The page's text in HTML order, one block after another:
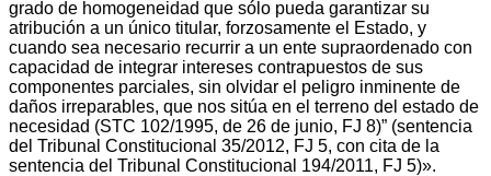
grado de homogeneidad que sólo pueda garantizar su
atribución a un único titular, forzosamente el Estado, y
cuando sea necesario recurrir a un ente supraordenado con
capacidad de integrar intereses contrapuestos de sus
componentes parciales, sin olvidar el peligro inminente de
daños irreparables, que nos sitúa en el terreno del estado de
necesidad (STC 102/1995, de 26 de junio, FJ 8)” (sentencia
del Tribunal Constitucional 35/2012, FJ 5, con cita de la
sentencia del Tribunal Constitucional 194/2011, FJ 5)».